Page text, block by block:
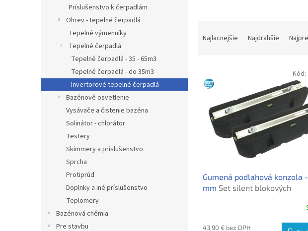
Príslušenstvo k čerpadlám
Ohrev - tepelné čerpadlá
Tepelné výmenníky
Tepelné čerpadlá
Tepelné čerpadlá - 35 - 65m3
Tepelné čerpadlá - do 35m3
Invertorové tepelné čerpadlá
Bazénové osvetlenie
Vysávače a čistenie bazéna
Solinátor - chlorátor
Testery
Skimmery a príslušenstvo
Sprcha
Protiprúd
Doplnky a iné príslušenstvo
Teplomery
Bazénová chémia
Pre stavbu
Najlacnejšie Najdrahšie
Gumená podlahová konzola
mm Set silent blokových
43,90 € bez DPH
Kód: